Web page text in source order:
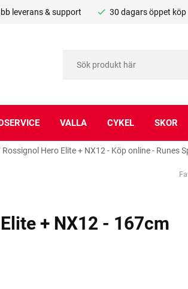
leverans & support 30 dagars öppet köp
VALLA CYKEL SKOR
Rossignol Hero Elite + NX12 - Köp online - Runes
+ NX12 - 167cm